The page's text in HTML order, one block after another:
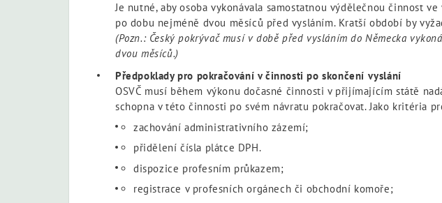
Je nutné, aby osoba vykonávala samostatnou výdělečnou činnost
po dobu nejméně dvou měsíců před vysláním. Kratší období by
(Pozn.: Český pokrývač musí v době před vysláním do Německa
dvou měsíců.)
Předpoklady pro pokračování v činnosti po skončení vyslání
OSVČ musí během výkonu dočasné činnosti v přijímajícím státě
schopna v této činnosti po svém návratu pokračovat. Jako kritéria
zachování administrativního zázemí;
přidělení čísla plátce DPH.
dispozice profesním průkazem;
registrace v profesních orgánech či obchodní komoře;